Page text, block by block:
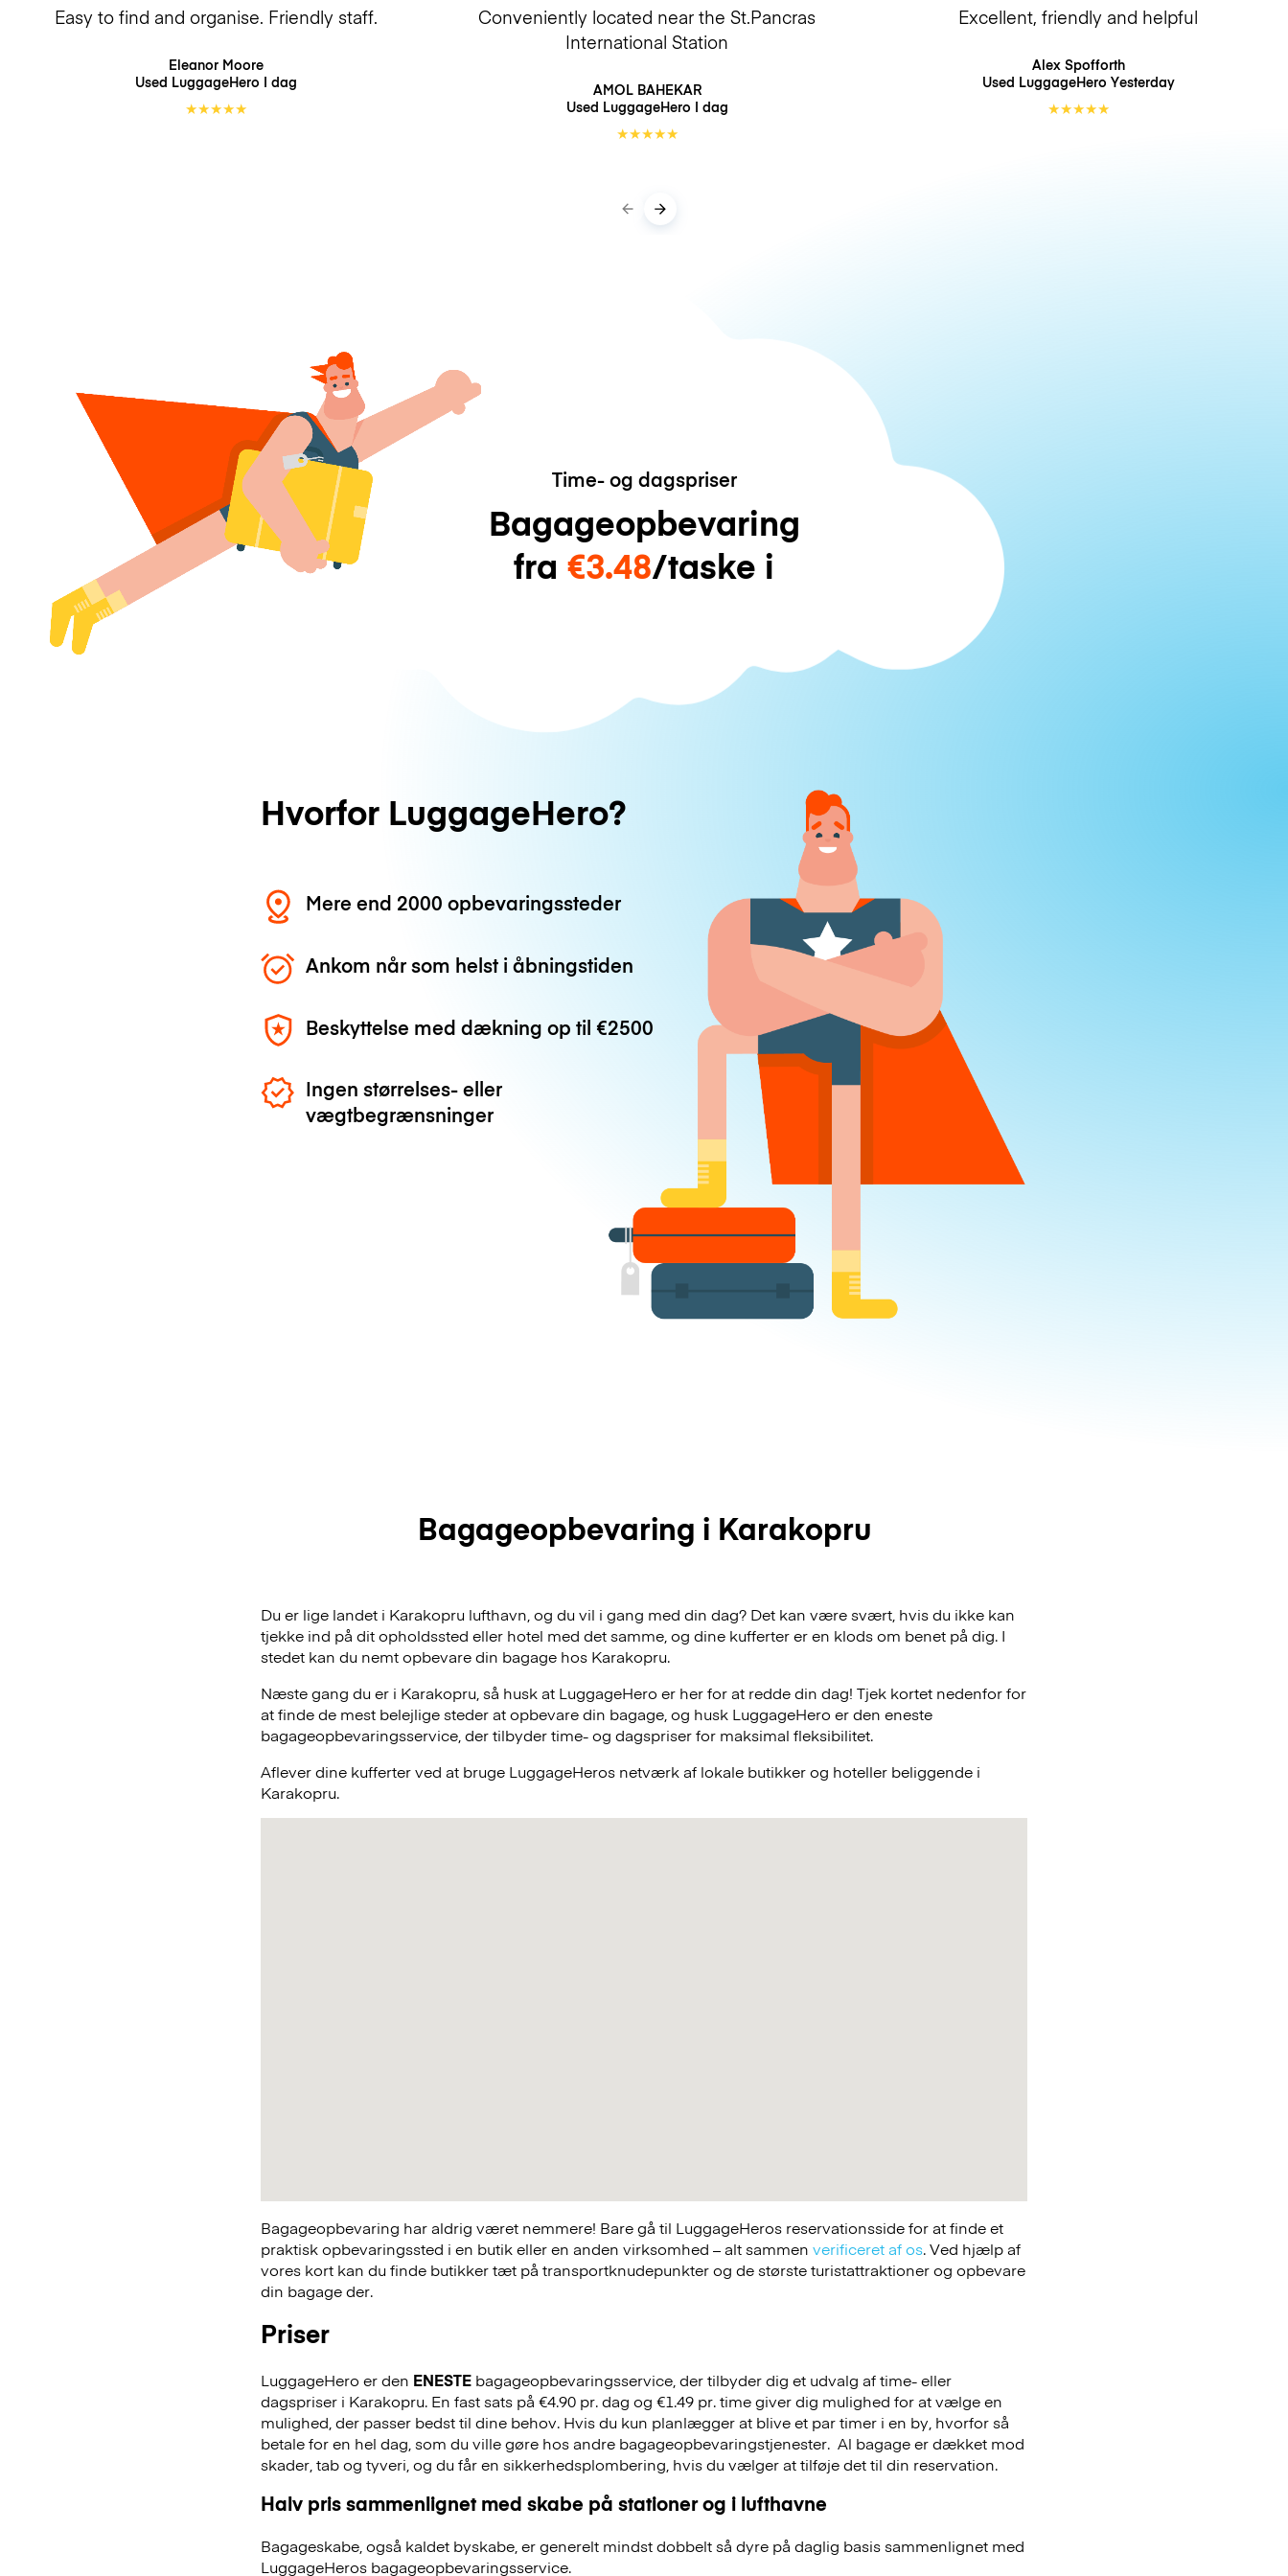
Easy to find and organise. Friendly staff.
Eleanor Moore
Used LuggageHero I dag
★★★★★
Conveniently located near the St.Pancras
International Station
AMOL BAHEKAR
Used LuggageHero I dag
★★★★★
Excellent, friendly and helpful
Alex Spofforth
Used LuggageHero Yesterday
★★★★★
Time- og dagspriser
Bagageopbevaring
fra €3.48/taske i
Hvorfor LuggageHero?
Mere end 2000 opbevaringssteder
Ankom når som helst i åbningstiden
Beskyttelse med dækning op til €2500
Ingen størrelses- eller
vægtbegrænsninger
Bagageopbevaring i Karakopru
Du er lige landet i Karakopru lufthavn, og du vil i gang med din dag? Det kan være svært, hvis du ikke kan
tjekke ind på dit opholdssted eller hotel med det samme, og dine kufferter er en klods om benet på dig. I
stedet kan du nemt opbevare din bagage hos Karakopru.
Næste gang du er i Karakopru, så husk at LuggageHero er her for at redde din dag! Tjek kortet nedenfor for
at finde de mest belejlige steder at opbevare din bagage, og husk LuggageHero er den eneste
bagageopbevaringsservice, der tilbyder time- og dagspriser for maksimal fleksibilitet.
Aflever dine kufferter ved at bruge LuggageHeros netværk af lokale butikker og hoteller beliggende i
Karakopru.
Bagageopbevaring har aldrig været nemmere! Bare gå til LuggageHeros reservationsside for at finde et
praktisk opbevaringssted i en butik eller en anden virksomhed – alt sammen verificeret af os. Ved hjælp af
vores kort kan du finde butikker tæt på transportknudepunkter og de største turistattraktioner og opbevare
din bagage der.
Priser
LuggageHero er den ENESTE bagageopbevaringsservice, der tilbyder dig et udvalg af time- eller
dagspriser i Karakopru. En fast sats på €4.90 pr. dag og €1.49 pr. time giver dig mulighed for at vælge en
mulighed, der passer bedst til dine behov. Hvis du kun planlægger at blive et par timer i en by, hvorfor så
betale for en hel dag, som du ville gøre hos andre bagageopbevaringstjenester. Al bagage er dækket mod
skader, tab og tyveri, og du får en sikkerhedsplombering, hvis du vælger at tilføje det til din reservation.
Halv pris sammenlignet med skabe på stationer og i lufthavne
Bagageskabe, også kaldet byskabe, er generelt mindst dobbelt så dyre på daglig basis sammenlignet med
LuggageHeros bagageopbevaringsservice.